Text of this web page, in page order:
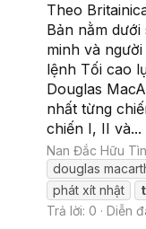
Theo
Bản nằm
minh và
lệnh Tối cao
Douglas
nhất từng
chiến I, II và...
Nan Đắc Hữu
douglas
phát xít nhật
Trả lời: 0
Diễn